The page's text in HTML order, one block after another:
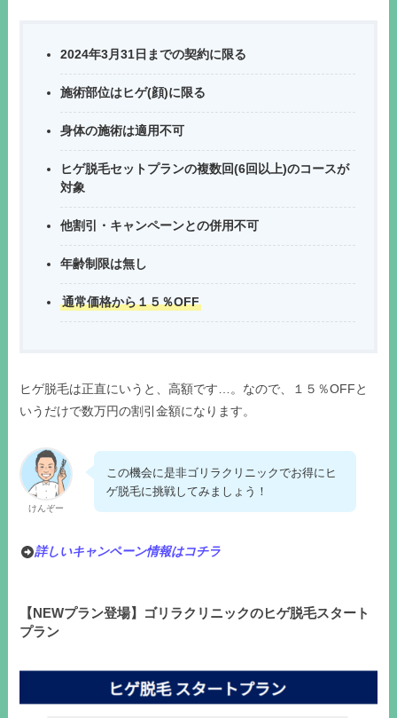
2024年3月31日までの契約に限る
施術部位はヒゲ(顔)に限る
身体の施術は適用不可
ヒゲ脱毛セットプランの複数回(6回以上)のコースが
対象
他割引・キャンペーンとの併用不可
年齢制限は無し
通常価格から１５％OFF
ヒゲ脱毛は正直にいうと、高額です…。なので、１５％OFFと
いうだけで数万円の割引金額になります。
けんぞー
この機会に是非ゴリラクリニックでお得にヒ
ゲ脱毛に挑戦してみましょう！
詳しいキャンペーン情報はコチラ
【NEWプラン登場】ゴリラクリニックのヒゲ脱毛スタート
プラン